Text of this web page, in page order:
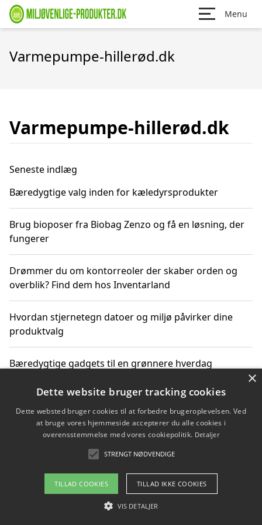
Menu
Varmepumpe-hillerød.dk
Varmepumpe-hillerød.dk
Seneste indlæg
Bæredygtige valg inden for kæledyrsprodukter
Brug bioposer fra Biobag Zenzo og få en løsning, der
fungerer
Drømmer du om kontorreoler der skaber orden og
overblik? Find dem hos Inventarland
Hvordan stjernetegn datoer og miljø påvirker dine
produktvalg
Bæredygtige gadgets til en grønnere hverdag
Copyright 2026 - Pilanto Aps
Om / kontakt
Blog Betingelser
×
Dette website bruger tracking cookies
Dette websted bruger cookies til at forbedre brugeroplevelsen. Ved
at bruge vores hjemmeside accepterer du alle cookies i
overensstemmelse med vores cookiepolitik. Detaljer
STRENGT NØDVENDIGE
TILLAD COOKIES TILLAD IKKE COOKIES
VIS DETALJER